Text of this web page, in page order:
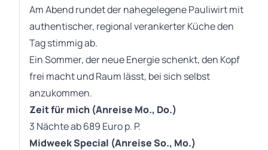
Am Abend rundet der nahegelegene Pauliwirt mit
authentischer, regional verankerter Küche den
Tag stimmig ab.
Ein Sommer, der neue Energie schenkt, den Kopf
frei macht und Raum lässt, bei sich selbst
anzukommen.
Zeit für mich (Anreise Mo., Do.)
3 Nächte ab 689 Euro p. P.
Midweek Special (Anreise So., Mo.)